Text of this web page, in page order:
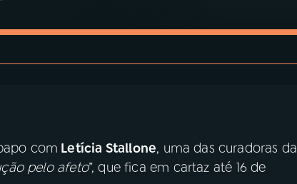
com Letícia Stallone, uma das curadoras da
pelo afeto”, que fica em cartaz até 16 de